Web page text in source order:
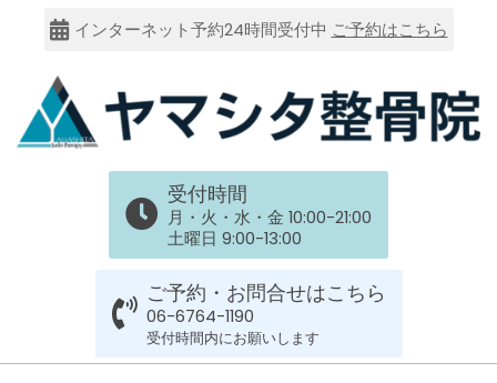
content
インターネット予約24時間受付中 ご予約はこちら
大
谷
受付時間
月・火・水・金 10:00-21:00
土曜日 9:00-13:00
ご予約・お問合せはこちら
06-6764-1190
受付時間内にお願いします